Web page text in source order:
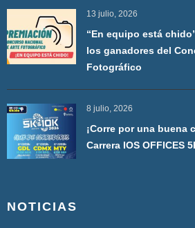
13 julio, 2026
“En equipo está
los ganadores del
Fotográfico
8 julio, 2026
¡Corre por una buena
Carrera IOS OFFICES
NOTICIAS